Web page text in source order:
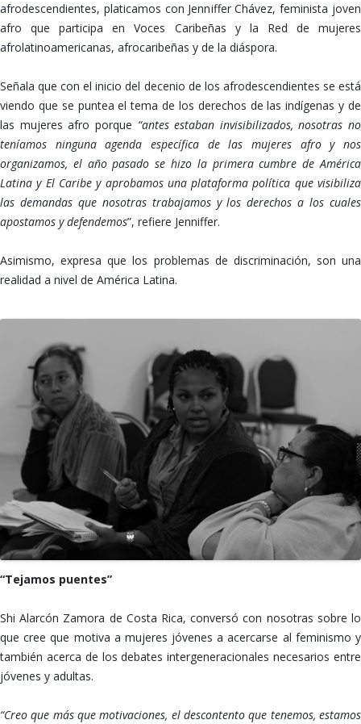
afrodescendientes, platicamos con Jenniffer Chávez, feminista joven
afro que participa en Voces Caribeñas y la Red de mujeres
afrolatinoamericanas, afrocaribeñas y de la diáspora.
Señala que con el inicio del decenio de los afrodescendientes se está
viendo que se puntea el tema de los derechos de las indígenas y de
las mujeres afro porque “antes estaban invisibilizados, nosotras no
teníamos ninguna agenda específica de las mujeres afro y nos
organizamos, el año pasado se hizo la primera cumbre de América
Latina y El Caribe y aprobamos una plataforma política que visibiliza
las demandas que nosotras trabajamos y los derechos a los cuales
apostamos y defendemos”, refiere Jenniffer.
Asimismo, expresa que los problemas de discriminación, son una
realidad a nivel de América Latina.
“Tejamos puentes”
Shi Alarcón Zamora de Costa Rica, conversó con nosotras sobre lo
que cree que motiva a mujeres jóvenes a acercarse al feminismo y
también acerca de los debates intergeneracionales necesarios entre
jóvenes y adultas.
“Creo que más que motivaciones, el descontento que tenemos, estamos